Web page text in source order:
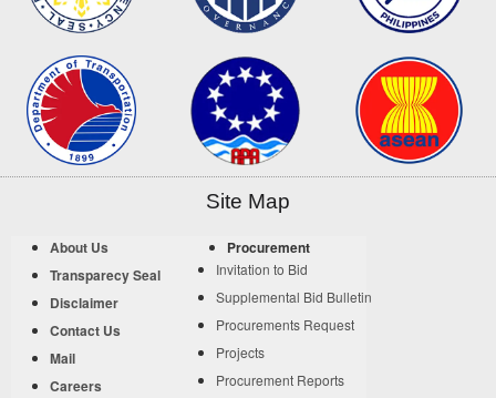
Site Map
About Us
Transparecy Seal
Disclaimer
Contact Us
Mail
Careers
Procurement
Invitation to Bid
Supplemental Bid Bulletin
Procurements Request
Projects
Procurement Reports